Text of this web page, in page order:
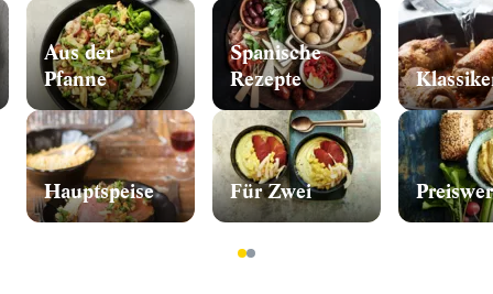
Aus der
Pfanne
Hauptspeise
Spanische
Rezepte
Für Zwei
12